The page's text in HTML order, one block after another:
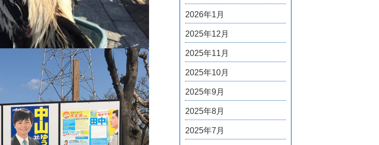
2026年1月
2025年12月
2025年11月
2025年10月
2025年9月
2025年8月
2025年7月